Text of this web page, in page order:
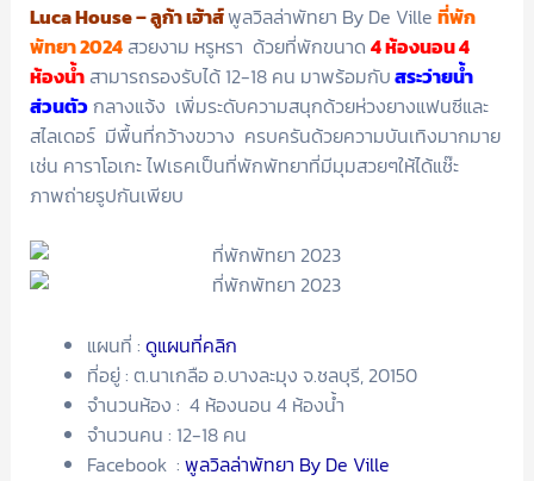
Luca House – ลูก้า เฮ้าส์พูลวิลล่าพัทยา By De Ville ที่พัก
พัทยา 2024สวยงาม หรูหรา ด้วยที่พักขนาด 4 ห้องนอน 4
ห้องน้ำสามารถรองรับได้ 12-18 คน มาพร้อมกับสระว่ายน้ำ
ส่วนตัวกลางแจ้ง เพิ่มระดับความสนุกด้วยห่วงยางแฟนซีและ
สไลเดอร์ มีพื้นที่กว้างขวาง ครบครันด้วยความบันเทิงมากมาย
เช่น คาราโอเกะ ไฟเธคเป็นที่พักพัทยาที่มีมุมสวยๆให้ได้แช๊ะ
ภาพถ่ายรูปกันเพียบ
แผนที่ : ดูแผนที่คลิก
ที่อยู่ : ต.นาเกลือ อ.บางละมุง จ.ชลบุรี, 20150
จำนวนห้อง : 4 ห้องนอน 4 ห้องน้ำ
จำนวนคน : 12-18 คน
Facebook : พูลวิลล่าพัทยา By De Ville